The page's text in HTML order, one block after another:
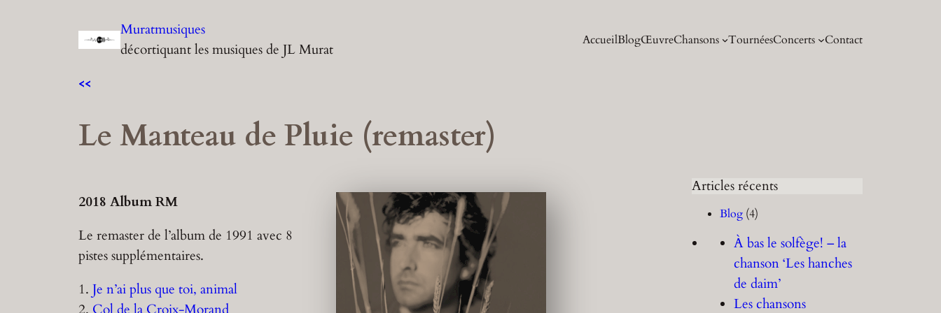
Muratmusiques
décortiquant les musiques de JL Murat
AccueilBlogŒuvreChansons TournéesConcerts Contact
<<
Le Manteau de Pluie (remaster)
2018 Album RM
Le remaster de l’album de 1991 avec 8
pistes supplémentaires.
1. Je n’ai plus que toi, animal
Articles récents
Blog (4)
À bas le solfège! – la
chanson ‘Les hanches
de daim’
Les chansons